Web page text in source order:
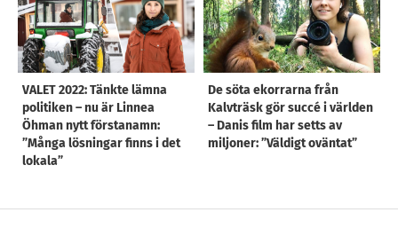
VALET 2022: Tänkte lämna
politiken – nu är Linnea
Öhman nytt förstanamn:
”Många lösningar finns i det
lokala”
De söta ekorrarna från
Kalvträsk gör succé i världen
– Danis film har setts av
miljoner: ”Väldigt oväntat”